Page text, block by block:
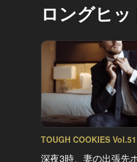
ロングヒ
TOUGH COOKIES Vol.51
深夜3時、妻の出張先